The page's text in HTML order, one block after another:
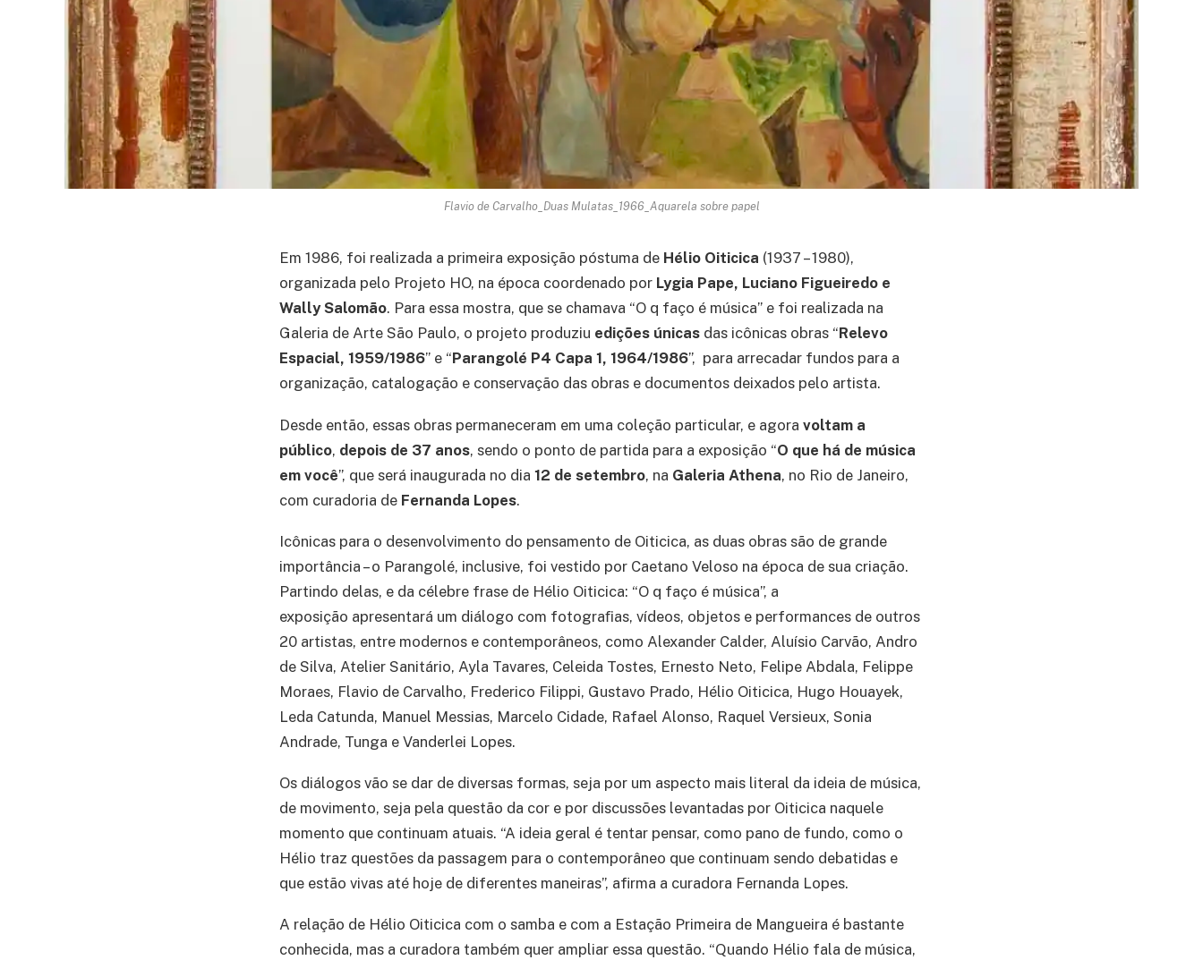
Flavio de Carvalho_Duas Mulatas_1966_Aquarela sobre papel
Em 1986, foi realizada a primeira exposição póstuma de Hélio Oiticica (1937 – 1980),
organizada pelo Projeto HO, na época coordenado por Lygia Pape, Luciano Figueiredo e
Wally Salomão. Para essa mostra, que se chamava “O q faço é música” e foi realizada na
Galeria de Arte São Paulo, o projeto produziu edições únicas das icônicas obras “Relevo
Espacial, 1959/1986” e “Parangolé P4 Capa 1, 1964/1986”, para arrecadar fundos para a
organização, catalogação e conservação das obras e documentos deixados pelo artista.
Desde então, essas obras permaneceram em uma coleção particular, e agora voltam a
público, depois de 37 anos, sendo o ponto de partida para a exposição “O que há de música
em você”, que será inaugurada no dia 12 de setembro, na Galeria Athena, no Rio de Janeiro,
com curadoria de Fernanda Lopes.
Icônicas para o desenvolvimento do pensamento de Oiticica, as duas obras são de grande
importância – o Parangolé, inclusive, foi vestido por Caetano Veloso na época de sua criação.
Partindo delas, e da célebre frase de Hélio Oiticica: “O q faço é música”, a
exposição apresentará um diálogo com fotograﬁas, vídeos, objetos e performances de outros
20 artistas, entre modernos e contemporâneos, como Alexander Calder, Aluísio Carvão, Andro
de Silva, Atelier Sanitário, Ayla Tavares, Celeida Tostes, Ernesto Neto, Felipe Abdala, Felippe
Moraes, Flavio de Carvalho, Frederico Filippi, Gustavo Prado, Hélio Oiticica, Hugo Houayek,
Leda Catunda, Manuel Messias, Marcelo Cidade, Rafael Alonso, Raquel Versieux, Sonia
Andrade, Tunga e Vanderlei Lopes.
Os diálogos vão se dar de diversas formas, seja por um aspecto mais literal da ideia de música,
de movimento, seja pela questão da cor e por discussões levantadas por Oiticica naquele
momento que continuam atuais. “A ideia geral é tentar pensar, como pano de fundo, como o
Hélio traz questões da passagem para o contemporâneo que continuam sendo debatidas e
que estão vivas até hoje de diferentes maneiras”, afirma a curadora Fernanda Lopes.
A relação de Hélio Oiticica com o samba e com a Estação Primeira de Mangueira é bastante
conhecida, mas a curadora também quer ampliar essa questão. “Quando Hélio fala de música,